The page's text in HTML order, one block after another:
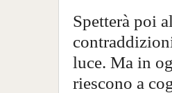
Spetterà poi
luce. Ma in
riescono a